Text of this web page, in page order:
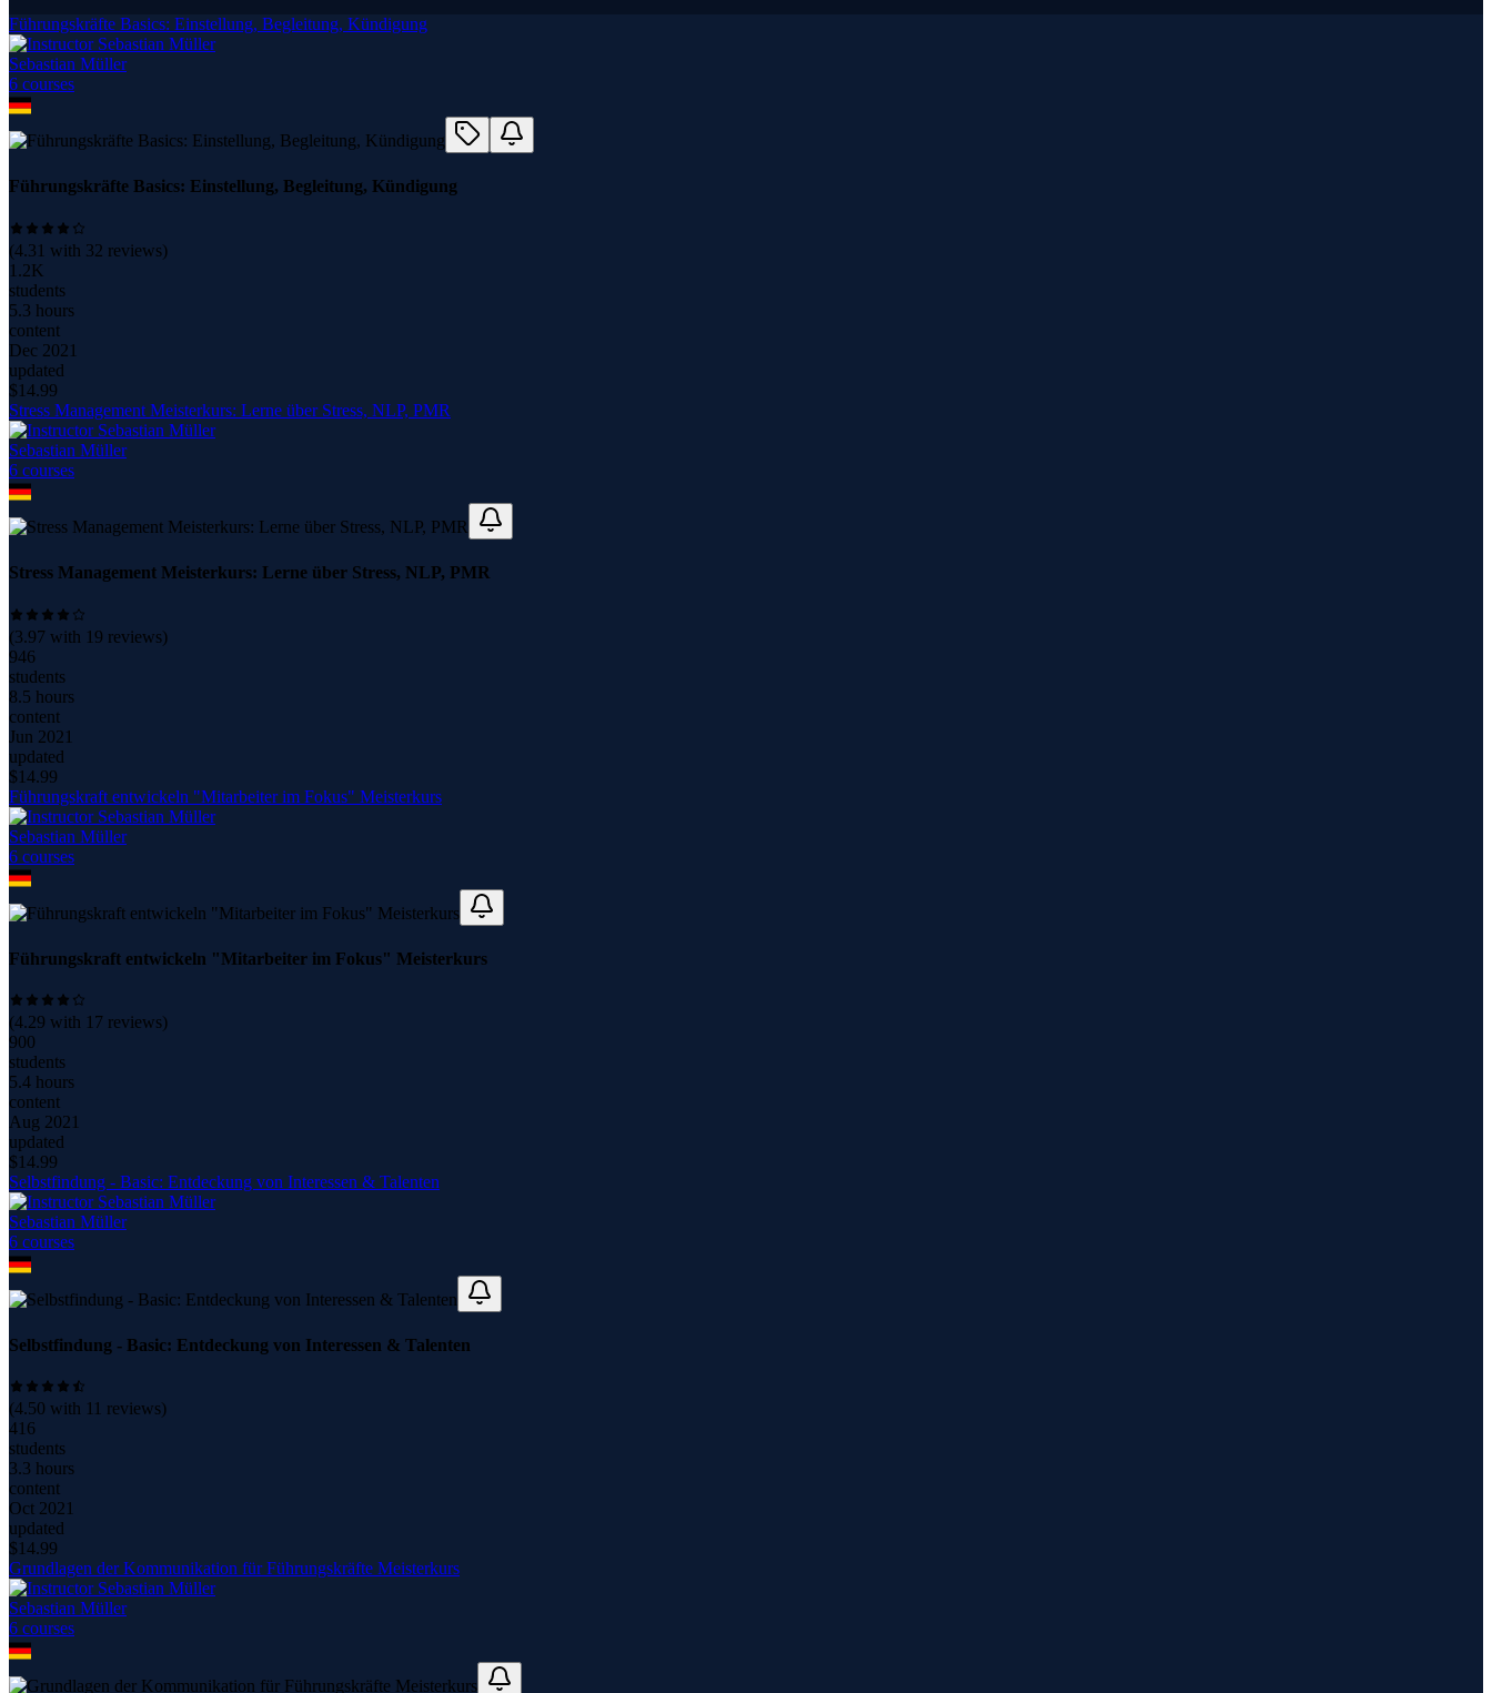
Führungskräfte Basics: Einstellung, Begleitung, Kündigung
Sebastian Müller
6 courses
Führungskräfte Basics: Einstellung, Begleitung, Kündigung
(4.31 with 32 reviews)
1.2K
students
5.3 hours
content
Dec 2021
updated
$14.99
Stress Management Meisterkurs: Lerne über Stress, NLP, PMR
Sebastian Müller
6 courses
Stress Management Meisterkurs: Lerne über Stress, NLP, PMR
(3.97 with 19 reviews)
946
students
8.5 hours
content
Jun 2021
updated
$14.99
Führungskraft entwickeln "Mitarbeiter im Fokus" Meisterkurs
Sebastian Müller
6 courses
Führungskraft entwickeln "Mitarbeiter im Fokus" Meisterkurs
(4.29 with 17 reviews)
900
students
5.4 hours
content
Aug 2021
updated
$14.99
Selbstfindung - Basic: Entdeckung von Interessen & Talenten
Sebastian Müller
6 courses
Selbstfindung - Basic: Entdeckung von Interessen & Talenten
(4.50 with 11 reviews)
416
students
3.3 hours
content
Oct 2021
updated
$14.99
Grundlagen der Kommunikation für Führungskräfte Meisterkurs
Sebastian Müller
6 courses